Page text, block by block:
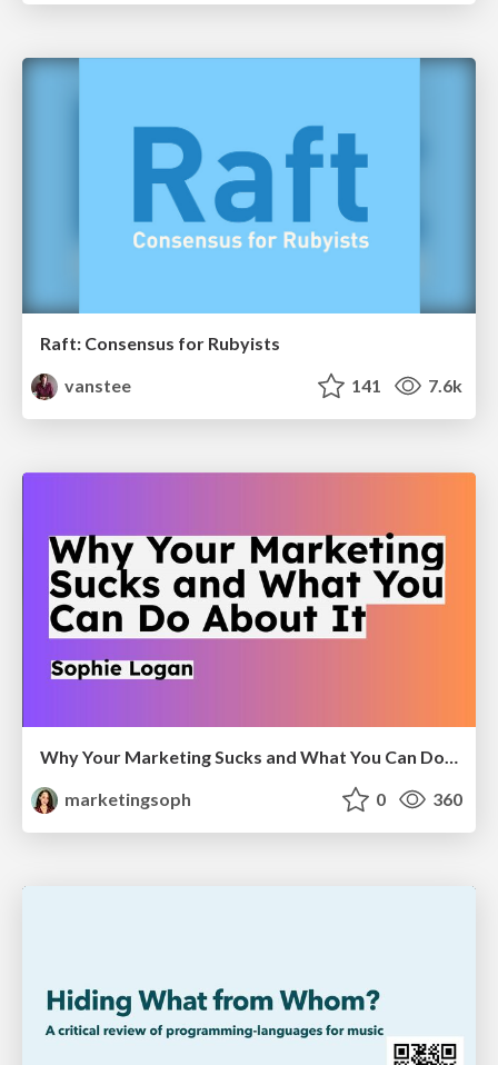
Raft: Consensus for Rubyists
vanstee
141 7.6k
Why Your Marketing Sucks and What You Can Do About It - Sophie Logan
marketingsoph
0 360